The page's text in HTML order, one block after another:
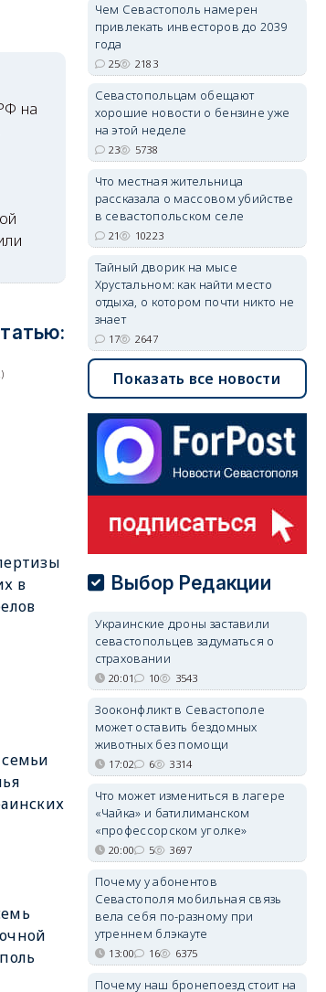
на
в
Чем Севастополь намерен
привлекать инвесторов до 2039
года
25 2183
Севастопольцам обещают
хорошие новости о бензине уже
на этой неделе
23 5738
Что местная жительница
рассказала о массовом убийстве
в севастопольском селе
21 10223
Тайный дворик на мысе
Хрустальном: как найти место
отдыха, о котором почти никто не
знает
17 2647
Показать все новости
Выбор Редакции
Украинские дроны заставили
севастопольцев задуматься о
страховании
20:01 10 3543
Зооконфликт в Севастополе
может оставить бездомных
животных без помощи
17:02 6 3314
Что может измениться в лагере
«Чайка» и батилиманском
«профессорском уголке»
20:00 5 3697
Почему у абонентов
Севастополя мобильная связь
вела себя по-разному при
утреннем блэкауте
13:00 16 6375
Почему наш бронепоезд стоит на